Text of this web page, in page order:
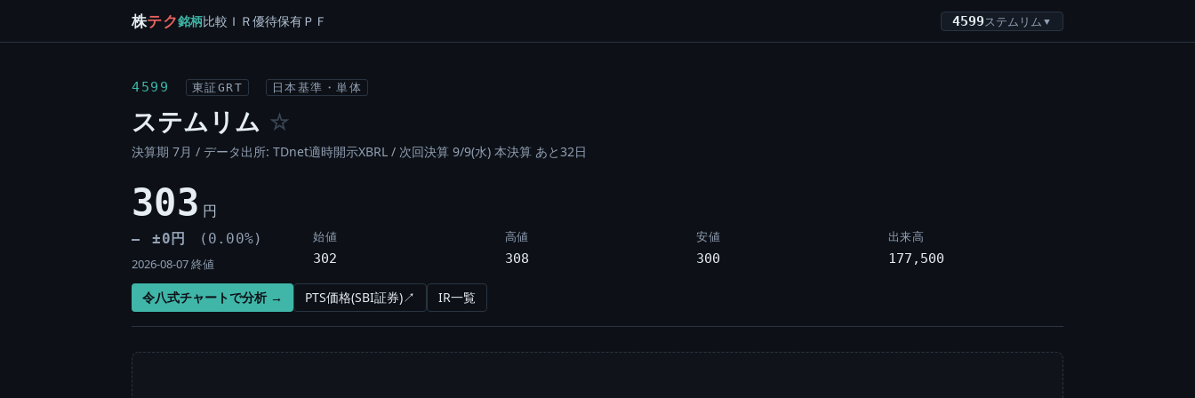
株テク銘柄比較 ＩＲ優待保有ＰＦ 4599ステムリム ▼
4599 東証GRT 日本基準・単体
ステムリム ☆
決算期 7月 / データ出所: TDnet適時開示XBRL / 次回決算 9/9(水) 本決算 あと32日
303 円
― ±0円 (0.00%)
2026-08-07 終値
始値
302
高値
308
安値
300
出来高
177,500
令八式チャートで分析 → PTS価格(SBI証券)↗ IR一覧